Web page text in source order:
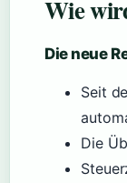
Wie
Die neue
Seit
Die